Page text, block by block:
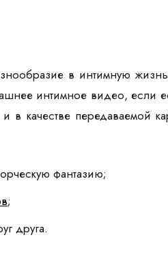
в интимную
интимное видео, если
в качестве передаваемой
фантазию;
;
друга.